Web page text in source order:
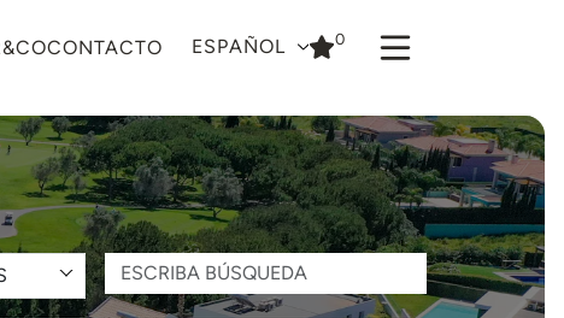
CONTACTO ESPAÑOL 0